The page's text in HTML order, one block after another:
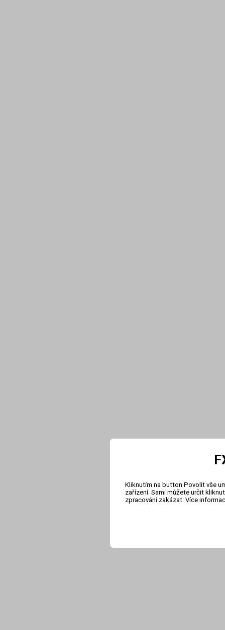
Kliknutím na button Povolit vše
zařízení. Sami můžete určit
zpracování zakázat. Více